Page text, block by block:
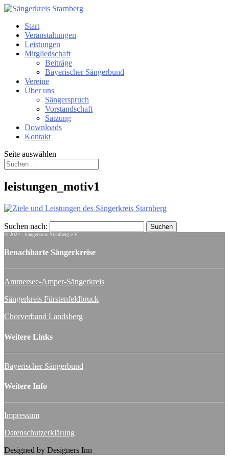
Start
Veranstaltungen
Leistungen
Mitgliedschaft
Beiträge
Bayerischer Sängerbund
Vereine
Über uns
Sängerspruch
Vorstandschaft
Satzung
Downloads
Kontakt
Seite auswählen
leistungen_motiv1
Suchen nach:
© 2022 - Sängerkreis Starnberg e.V.
Benachbarte Sängerkreise
Ammersee-Amper-Sängerkreis
Sängerkreis Fürstenfeldbruck
Chorverband Landsberg
Weitere Links
Bayerischer Sängerbund
Weitere Info
Impressum
Datenschutzerklärung
Designed by Designers Inn